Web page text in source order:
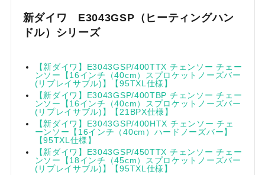
新ダイワ E3043GSP（ヒーティングハン
ドル）シリーズ
【新ダイワ】E3043GSP/400TTX チェンソー チェー
ンソー【16インチ（40cm）スプロケットノーズバー
(リプレイサブル)】【95TXL仕様】
【新ダイワ】E3043GSP/400TBP チェンソー チェー
ンソー【16インチ（40cm）スプロケットノーズバー
(リプレイサブル)】【21BPX仕様】
【新ダイワ】E3043GSP/400HTX チェンソー チェ
ーンソー【16インチ（40cm）ハードノーズバー】
【95TXL仕様】
【新ダイワ】E3043GSP/450TTX チェンソー チェー
ンソー【18インチ（45cm）スプロケットノーズバー
(リプレイサブル)】【95TXL仕様】